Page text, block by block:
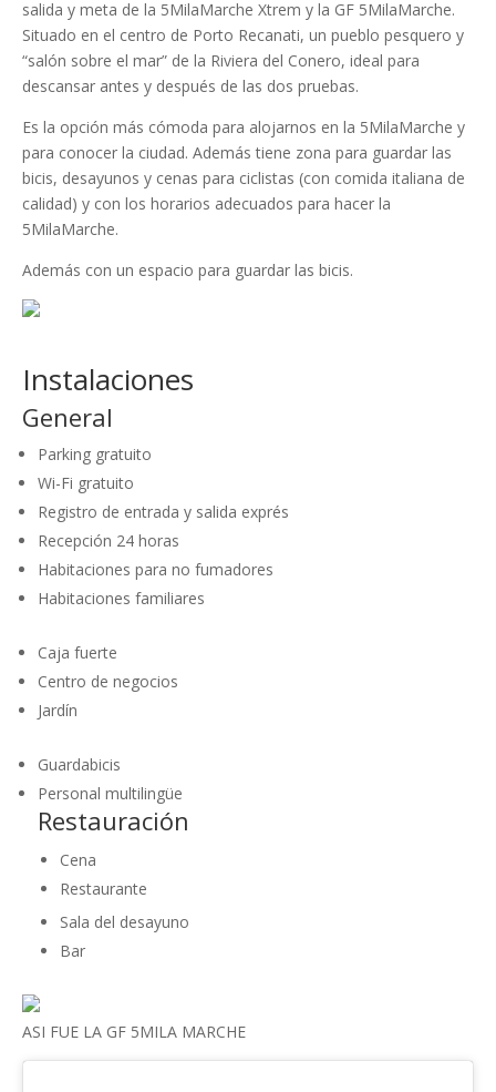
salida y meta de la 5MilaMarche Xtrem y la GF 5MilaMarche.
Situado en el centro de Porto Recanati, un pueblo pesquero y
“salón sobre el mar” de la Riviera del Conero, ideal para
descansar antes y después de las dos pruebas.
Es la opción más cómoda para alojarnos en la 5MilaMarche y
para conocer la ciudad. Además tiene zona para guardar las
bicis, desayunos y cenas para ciclistas (con comida italiana de
calidad) y con los horarios adecuados para hacer la
5MilaMarche.
Además con un espacio para guardar las bicis.
Instalaciones
General
Parking gratuito
Wi-Fi gratuito
Registro de entrada y salida exprés
Recepción 24 horas
Habitaciones para no fumadores
Habitaciones familiares
Caja fuerte
Centro de negocios
Jardín
Guardabicis
Personal multilingüe
Restauración
Cena
Restaurante
Sala del desayuno
Bar
ASI FUE LA GF 5MILA MARCHE